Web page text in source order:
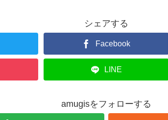
シェアする
Facebook
LINE
amugisをフォローする